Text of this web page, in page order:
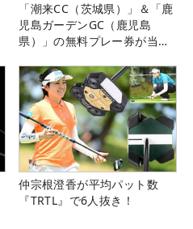
「潮来CC（茨城県）」＆「鹿
児島ガーデンGC（鹿児島
県）」の無料プレー券が当た
仲宗根澄香が平均パット数
『TRTL』で6人抜き！